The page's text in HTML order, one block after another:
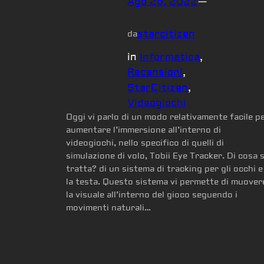
dastarcitizen
in Informatica
Recensioni
StarCitizen
Videogiochi
Oggi vi parlo di un modo relativamente facile
aumentare l’immersione all’interno di
videogiochi, nello specifico di quelli di
simulazione di volo, Tobii Eye Tracker. Di cosa
tratta? di un sistema di tracking per gli occhi e
la testa. Questo sistema vi permette di
la visuale all’interno del gioco seguendo i
movimenti naturali…